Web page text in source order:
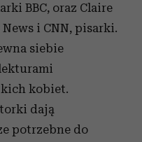
BBC, oraz Claire
i CNN, pisarki.
siebie
kobiet.
dają
potrzebne do